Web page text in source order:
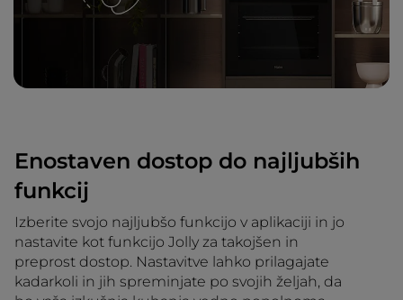
Enostaven dostop do najljubših
funkcij
Izberite svojo najljubšo funkcijo v aplikaciji in jo
nastavite kot funkcijo Jolly za takojšen in
preprost dostop. Nastavitve lahko prilagajate
kadarkoli in jih spreminjate po svojih željah, da